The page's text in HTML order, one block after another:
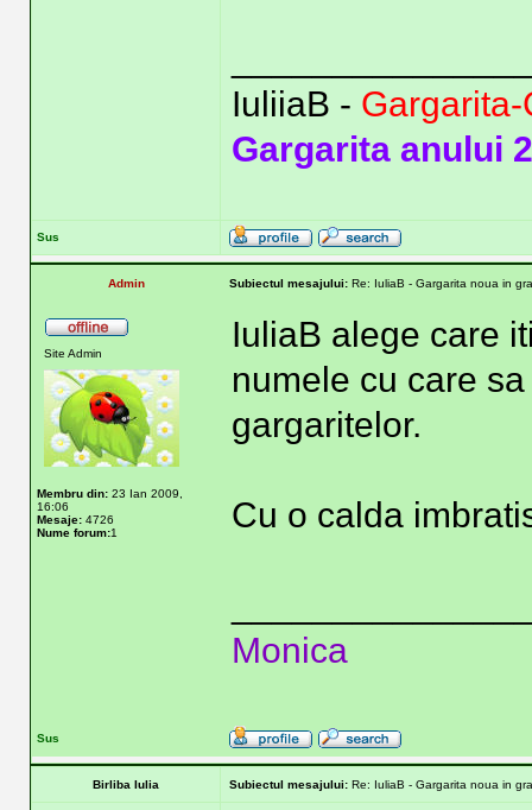
IuliiaB -
Gargarita anului
Sus
Admin Subiectul mesajului: Re: IuliaB - Gargarita noua in
Site Admin
Membru din: 23 Ian 2009,
16:06
Mesaje: 4726
Nume forum:1
IuliaB alege care
numele cu care
gargaritelor.
Cu o calda
Monica
Sus
Birliba Iulia Subiectul mesajului: Re: IuliaB - Gargarita noua in